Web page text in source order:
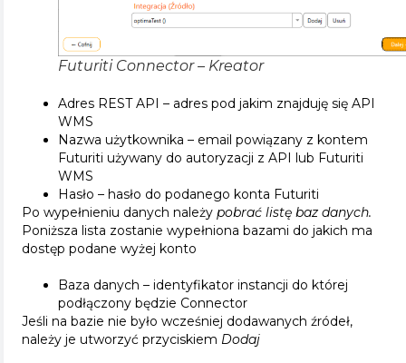
Futuriti Connector – Kreator
Adres REST API – adres pod jakim znajduję się API
WMS
Nazwa użytkownika – email powiązany z kontem
Futuriti używany do autoryzacji z API lub Futuriti
WMS
Hasło – hasło do podanego konta Futuriti
Po wypełnieniu danych należy pobrać listę baz danych.
Poniższa lista zostanie wypełniona bazami do jakich ma
dostęp podane wyżej konto
Baza danych – identyfikator instancji do której
podłączony będzie Connector
Jeśli na bazie nie było wcześniej dodawanych źródeł,
należy je utworzyć przyciskiem Dodaj